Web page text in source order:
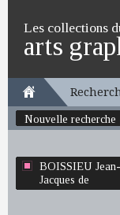
Les collections
arts
Nouvelle recherche
BOISSIEU Jean-
Jacques de